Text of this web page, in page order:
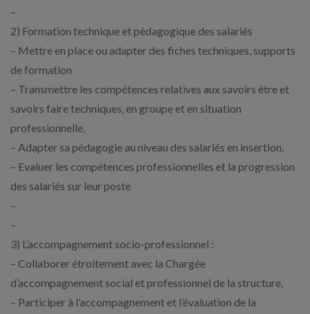
–
2) Formation technique et pédagogique des salariés
– Mettre en place ou adapter des fiches techniques, supports
de formation
– Transmettre les compétences relatives aux savoirs être et
savoirs faire techniques, en groupe et en situation
professionnelle,
– Adapter sa pédagogie au niveau des salariés en insertion.
– Evaluer les compétences professionnelles et la progression
des salariés sur leur poste
–
–
3) L’accompagnement socio-professionnel :
– Collaborer étroitement avec la Chargée
d’accompagnement social et professionnel de la structure,
– Participer à l’accompagnement et l’évaluation de la